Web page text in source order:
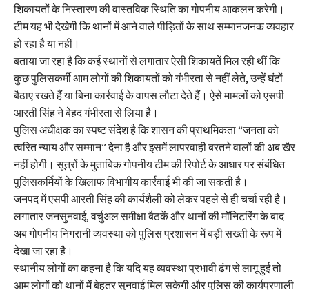
शिकायतों के निस्तारण की वास्तविक स्थिति का गोपनीय आकलन करेगी।
टीम यह भी देखेगी कि थानों में आने वाले पीड़ितों के साथ सम्मानजनक व्यवहार
हो रहा है या नहीं।
बताया जा रहा है कि कई स्थानों से लगातार ऐसी शिकायतें मिल रही थीं कि
कुछ पुलिसकर्मी आम लोगों की शिकायतों को गंभीरता से नहीं लेते, उन्हें घंटों
बैठाए रखते हैं या बिना कार्रवाई के वापस लौटा देते हैं। ऐसे मामलों को एसपी
आरती सिंह ने बेहद गंभीरता से लिया है।
पुलिस अधीक्षक का स्पष्ट संदेश है कि शासन की प्राथमिकता “जनता को
त्वरित न्याय और सम्मान” देना है और इसमें लापरवाही बरतने वालों की अब खैर
नहीं होगी। सूत्रों के मुताबिक गोपनीय टीम की रिपोर्ट के आधार पर संबंधित
पुलिसकर्मियों के खिलाफ विभागीय कार्रवाई भी की जा सकती है।
जनपद में एसपी आरती सिंह की कार्यशैली को लेकर पहले से ही चर्चा रही है।
लगातार जनसुनवाई, वर्चुअल समीक्षा बैठकें और थानों की मॉनिटरिंग के बाद
अब गोपनीय निगरानी व्यवस्था को पुलिस प्रशासन में बड़ी सख्ती के रूप में
देखा जा रहा है।
स्थानीय लोगों का कहना है कि यदि यह व्यवस्था प्रभावी ढंग से लागू हुई तो
आम लोगों को थानों में बेहतर सुनवाई मिल सकेगी और पुलिस की कार्यप्रणाली